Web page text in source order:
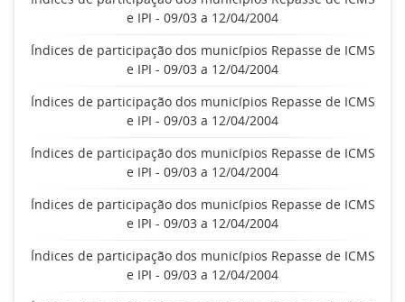
e IPI - 09/03 a 12/04/2004
Índices de participação dos municípios Repasse de ICMS
e IPI - 09/03 a 12/04/2004
Índices de participação dos municípios Repasse de ICMS
e IPI - 09/03 a 12/04/2004
Índices de participação dos municípios Repasse de ICMS
e IPI - 09/03 a 12/04/2004
Índices de participação dos municípios Repasse de ICMS
e IPI - 09/03 a 12/04/2004
Índices de participação dos municípios Repasse de ICMS
e IPI - 09/03 a 12/04/2004